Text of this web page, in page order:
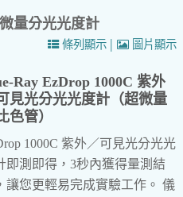
量分光光度計
條列顯示 | 圖片顯示
Ray EzDrop 1000C 紫外
見光分光光度計（超微量
色管）
1000C 紫外／可見光分光光
即測即得，3秒內獲得量測結
讓您更輕易完成實驗工作。 儀